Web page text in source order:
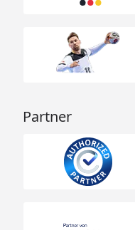
Partner